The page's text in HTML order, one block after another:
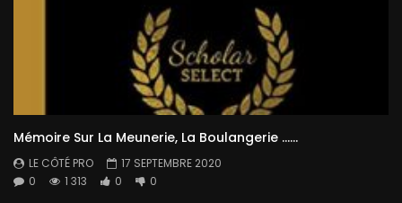
Mémoire Sur La Meunerie, La Boulangerie ……
LE CÔTÉ PRO
17 SEPTEMBRE 2020
0
1 313 0 0